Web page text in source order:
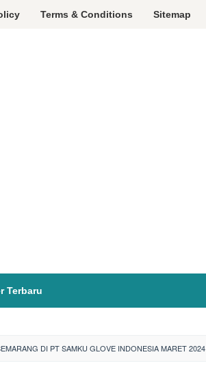
Terms & Conditions Sitemap
Terbaru
DI PT SAMKU GLOVE INDONESIA MARET 2024